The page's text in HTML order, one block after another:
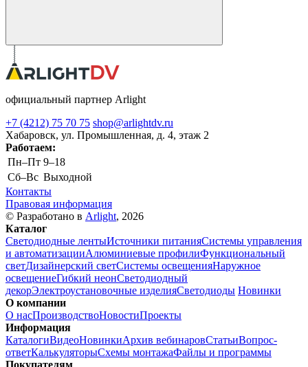
официальный партнер Arlight
+7 (4212) 75 70 75 shop@arlightdv.ru
Хабаровск, ул. Промышленная, д. 4, этаж 2
Работаем:
Пн–Пт 9–18
Cб–Вс Выходной
Контакты
Правовая информация
© Разработано в Arlight, 2026
Каталог
Светодиодные лентыИсточники питанияСистемы управления
и автоматизацииАлюминиевые профилиФункциональный
светДизайнерский светСистемы освещенияНаружное
освещениеГибкий неонСветодиодный
декорЭлектроустановочные изделияСветодиоды Новинки
О компании
О насПроизводствоНовостиПроекты
Информация
КаталогиВидеоНовинкиАрхив вебинаровСтатьиВопрос-
ответКалькуляторыСхемы монтажаФайлы и программы